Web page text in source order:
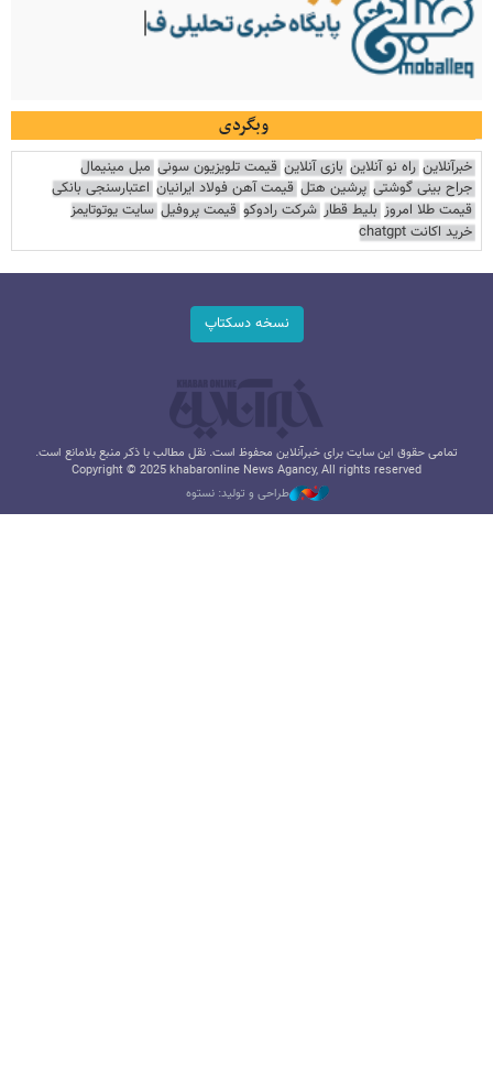
وبگردی
خبرآنلاین راه نو آنلاین بازی آنلاین قیمت تلویزیون سونی مبل مینیمال
جراح بینی گوشتی پرشین هتل قیمت آهن فولاد ایرانیان اعتبارسنجی بانکی
قیمت طلا امروز بلیط قطار شرکت رادوکو قیمت پروفیل سایت یوتوتایمز
خرید اکانت chatgpt
نسخه دسکتاپ
تمامی حقوق این سایت برای خبرآنلاین محفوظ است. نقل مطالب با ذکر منبع بلامانع است.
Copyright © 2025 khabaronline News Agancy, All rights reserved
طراحی و تولید: نستوه